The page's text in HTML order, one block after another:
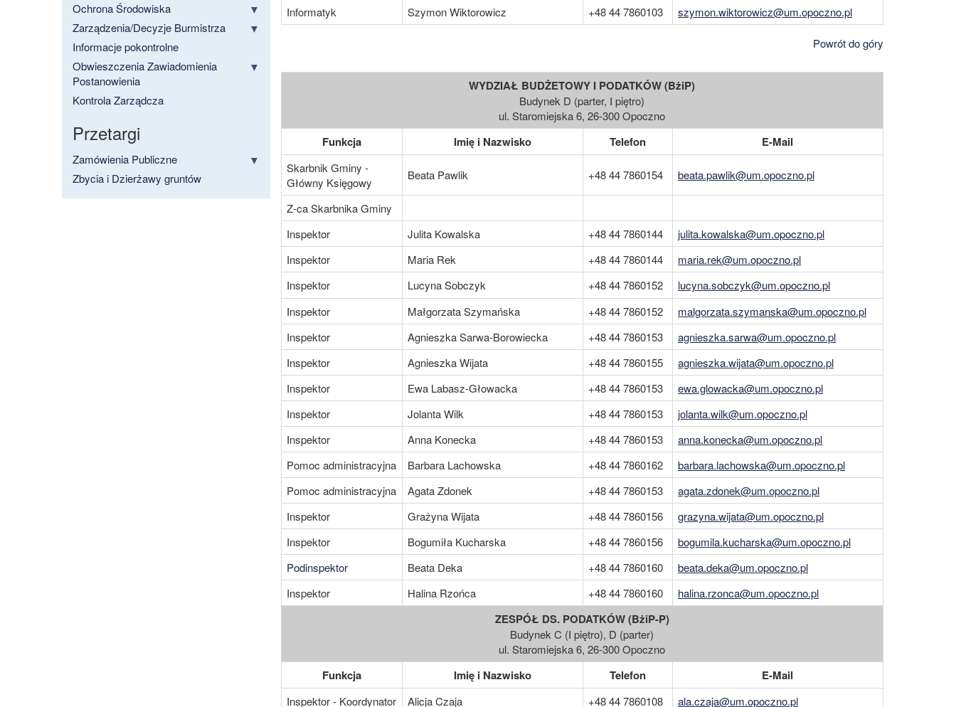
Ochrona Środowiska
Zarządzenia/Decyzje Burmistrza
Informacje pokontrolne
Obwieszczenia Zawiadomienia
Postanowienia
Kontrola Zarządcza
Przetargi
Zamówienia Publiczne
Zbycia i Dzierżawy gruntów
Informatyk
Szymon Wiktorowicz +48 44 7860103 szymon.wiktorowicz@um.opoczno.pl
Powrót do góry
WYDZIAŁ BUDŻETOWY I PODATKÓW (BżiP)
Budynek D (parter, I piętro)
ul. Staromiejska 6, 26-300 Opoczno
Funkcja Imię i Nazwisko Telefon E-Mail
Skarbnik Gminy -
Główny Księgowy
Beata Pawlik +48 44 7860154 beata.pawlik@um.opoczno.pl
Z-ca Skarbnika Gminy
Inspektor
Julita Kowalska +48 44 7860144
julita.kowalska@um.opoczno.pl
Inspektor
Maria Rek +48 44 7860144
maria.rek@um.opoczno.pl
Inspektor
Lucyna Sobczyk +48 44 7860152
lucyna.sobczyk@um.opoczno.pl
Inspektor
Małgorzata Szymańska +48 44 7860152
malgorzata.szymanska@um.opoczno.pl
Inspektor
Agnieszka Sarwa-Borowiecka +48 44 7860153
agnieszka.sarwa@um.opoczno.pl
Inspektor
Agnieszka Wijata +48 44 7860155
agnieszka.wijata@um.opoczno.pl
Inspektor
Ewa Labasz-Głowacka +48 44 7860153
ewa.glowacka@um.opoczno.pl
Inspektor
Jolanta Wilk +48 44 7860153
jolanta.wilk@um.opoczno.pl
Inspektor
Anna Konecka +48 44 7860153
anna.konecka@um.opoczno.pl
Pomoc administracyjna
Barbara Lachowska +48 44 7860162
barbara.lachowska@um.opoczno.pl
Pomoc administracyjna
Agata Zdonek +48 44 7860153
agata.zdonek@um.opoczno.pl
Inspektor
Grażyna Wijata +48 44 7860156
grazyna.wijata@um.opoczno.pl
Inspektor
Bogumiła Kucharska +48 44 7860156
bogumila.kucharska@um.opoczno.pl
Podinspektor
Beata Deka +48 44 7860160
beata.deka@um.opoczno.pl
Inspektor
Halina Rzońca +48 44 7860160 halina.rzonca@um.opoczno.pl
ZESPÓŁ DS. PODATKÓW (BżiP-P)
Budynek C (I piętro), D (parter)
ul. Staromiejska 6, 26-300 Opoczno
Funkcja Imię i Nazwisko Telefon E-Mail
Inspektor - Koordynator
Alicja Czaja +48 44 7860108 ala.czaja@um.opoczno.pl